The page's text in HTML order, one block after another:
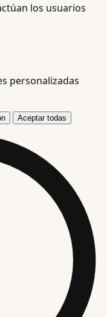
los usuarios
personalizadas
Aceptar todas